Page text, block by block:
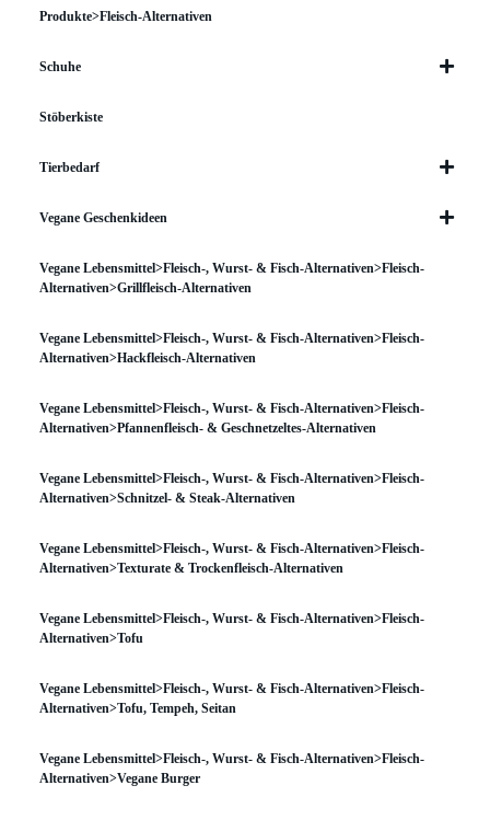
Produkte>Fleisch-Alternativen
Schuhe
Stöberkiste
Tierbedarf
Vegane Geschenkideen
Vegane Lebensmittel>Fleisch-, Wurst- & Fisch-Alternativen>Fleisch-
Alternativen>Grillfleisch-Alternativen
Vegane Lebensmittel>Fleisch-, Wurst- & Fisch-Alternativen>Fleisch-
Alternativen>Hackfleisch-Alternativen
Vegane Lebensmittel>Fleisch-, Wurst- & Fisch-Alternativen>Fleisch-
Alternativen>Pfannenfleisch- & Geschnetzeltes-Alternativen
Vegane Lebensmittel>Fleisch-, Wurst- & Fisch-Alternativen>Fleisch-
Alternativen>Schnitzel- & Steak-Alternativen
Vegane Lebensmittel>Fleisch-, Wurst- & Fisch-Alternativen>Fleisch-
Alternativen>Texturate & Trockenfleisch-Alternativen
Vegane Lebensmittel>Fleisch-, Wurst- & Fisch-Alternativen>Fleisch-
Alternativen>Tofu
Vegane Lebensmittel>Fleisch-, Wurst- & Fisch-Alternativen>Fleisch-
Alternativen>Tofu, Tempeh, Seitan
Vegane Lebensmittel>Fleisch-, Wurst- & Fisch-Alternativen>Fleisch-
Alternativen>Vegane Burger